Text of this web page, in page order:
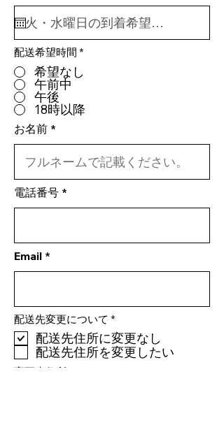
u
r
e
配送希望時間 *
希望なし
午前中
午後
18時以降
お名前
電話番号
Email
配送先変更について *必
須
項
目
配送先住所に変更なし
配送先住所を変更したい
変更先住所